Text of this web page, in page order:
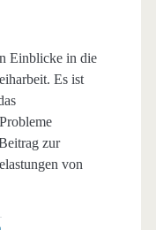
Einblicke in die
Es ist
zur
von